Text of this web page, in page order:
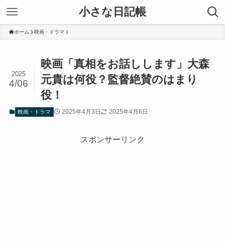
小さな日記帳
ホーム 映画・ドラマ
映画「真相をお話しします」大森
元貴は何役？監督絶賛のはまり
役！
2025
4/06
映画・ドラマ 2025年4月3日 2025年4月6日
スポンサーリンク